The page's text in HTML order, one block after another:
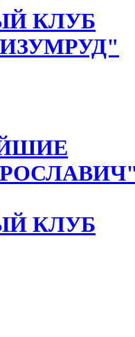
КЛУБ
КЛУБ